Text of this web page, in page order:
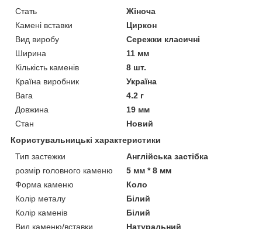
Стать
Жіноча
Камені вставки
Циркон
Вид виробу
Сережки класичні
Ширина
11 мм
Кількість каменів
8 шт.
Країна виробник
Україна
Вага
4.2 г
Довжина
19 мм
Стан
Новий
Користувальницькі характеристики
Тип застежки
Англійська застібка
розмір головного каменю
5 мм * 8 мм
Форма каменю
Коло
Колір металу
Білий
Колір каменів
Білий
Вид каменю/вставки
Натуральний